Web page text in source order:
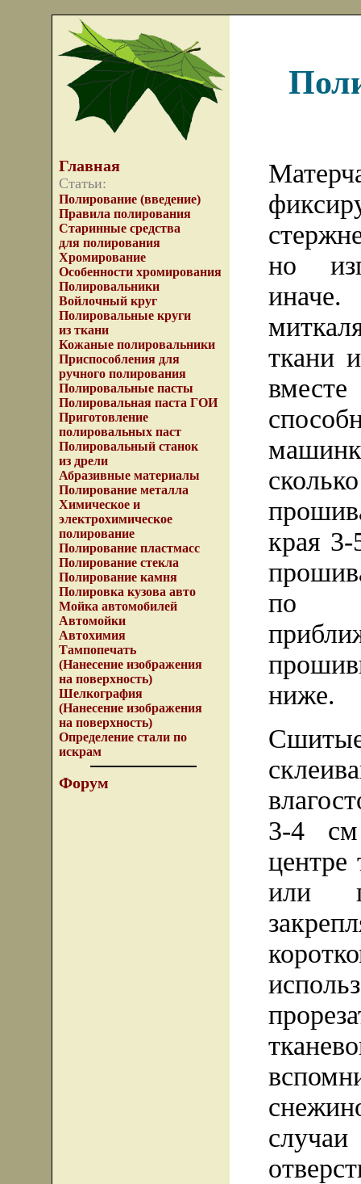
Главная
Статьи:
Полирование (введение)
Правила полирования
Старинные средства
для полирования
Хромирование
Особенности хромирования
Полировальники
Войлочный круг
Полировальные круги
из ткани
Кожаные полировальники
Приспособления для
ручного полирования
Полировальные пасты
Полировальная паста ГОИ
Приготовление
полировальных паст
Полировальный станок
из дрели
Абразивные материалы
Полирование металла
Химическое и
электрохимическое
полирование
Полирование пластмасс
Полирование стекла
Полирование камня
Полировка кузова авто
Мойка автомобилей
Автомойки
Автохимия
Тампопечать
(Нанесение изображения
на поверхность)
Шелкография
(Нанесение изображения
на поверхность)
Определение стали по
искрам
Форум
но
ткани
края 3-
по
ниже.
3-4
центре
или